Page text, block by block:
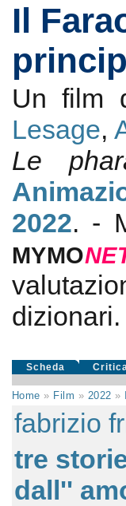
Il
Un film
Lesage,
Le
2022. -
MYMONE
dizionari.
Scheda
Home » Film » 2022 »
fabrizio
tre
dall''